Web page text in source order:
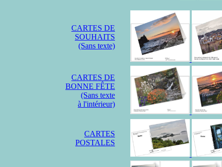
CARTES DE
SOUHAITS
(Sans texte)
CARTES DE
BONNE FÊTE
(Sans texte
à l'intérieur)
CARTES
POSTALES